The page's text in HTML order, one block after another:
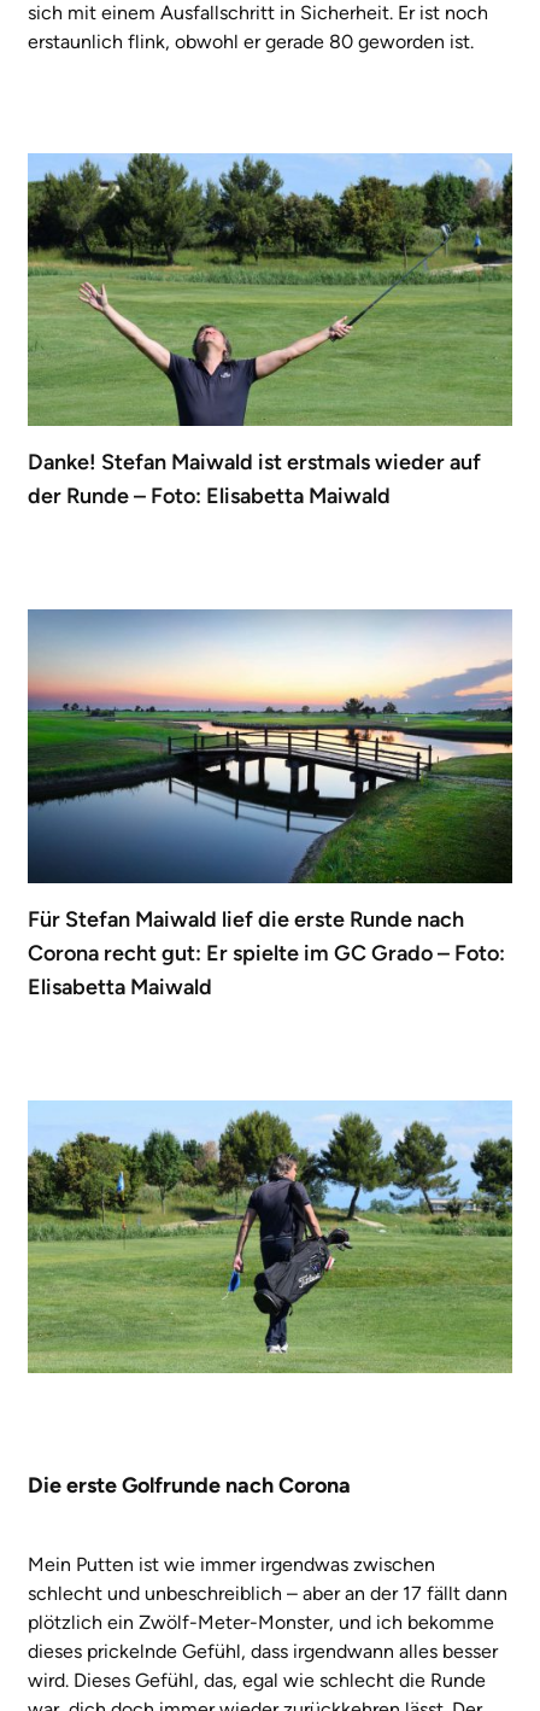
sich mit einem Ausfallschritt in Sicherheit. Er ist noch
erstaunlich flink, obwohl er gerade 80 geworden ist.
Danke! Stefan Maiwald ist erstmals wieder auf
der Runde – Foto: Elisabetta Maiwald
Für Stefan Maiwald lief die erste Runde nach
Corona recht gut: Er spielte im GC Grado – Foto:
Elisabetta Maiwald
Die erste Golfrunde nach Corona
Mein Putten ist wie immer irgendwas zwischen
schlecht und unbeschreiblich – aber an der 17 fällt dann
plötzlich ein Zwölf-Meter-Monster, und ich bekomme
dieses prickelnde Gefühl, dass irgendwann alles besser
wird. Dieses Gefühl, das, egal wie schlecht die Runde